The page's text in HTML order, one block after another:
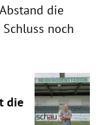
die
noch
die